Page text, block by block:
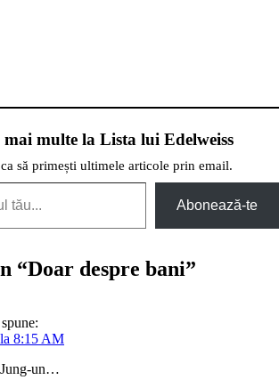
mai multe la Lista lui Edelweiss
să primești ultimele articole prin email.
Abonează-te
“Doar despre bani”
spune:
8:15 AM
un…